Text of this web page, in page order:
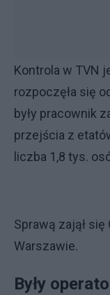
Kontrola w TVN
rozpoczęła się
były pracownik
przejścia z
liczba 1,8 tys.
Sprawą zajął
Warszawie.
Były